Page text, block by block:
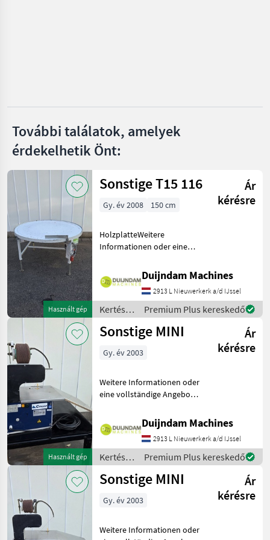
Clemens
Ero
megjelenítése
Marketplace
Kereskedői
ajánlatok
Apróhirdetések
További találatok, amelyek
érdekelhetik Önt:
Használt gép
Sonstige T15 116
Ár
kérésre
Gy. év 2008 150 cm
HolzplatteWeitere
Informationen oder eine
Fragen Sie das einfach und
schnell an auf unsere
Duijndam Machines
Website! Sie können uns
auch anruf
Duijndam Machines
2913 L Nieuwerkerk a/d IJssel
Kertészeti
gépek:
Gyümölcstermesztés
Sonstige
Premium Plus kereskedő
Használt gép
Sonstige MINI
Ár
kérésre
Gy. év 2003
Weitere Informationen oder
eine vollständige Angebot?
schnell an auf unsere
Duijndam Machines
Website! Sie können uns
auch anrufen.Alle zu
Duijndam Machines
2913 L Nieuwerkerk a/d IJssel
Kertészeti
gépek:
Gyümölcstermesztés
Sonstige
Premium Plus kereskedő
Sonstige MINI
Ár
kérésre
Gy. év 2003
Weitere Informationen oder